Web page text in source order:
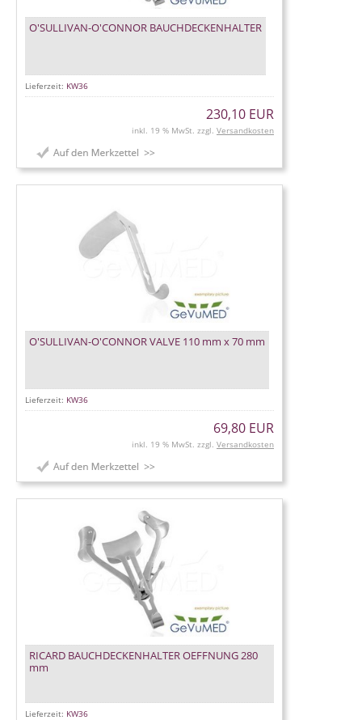
O'SULLIVAN-O'CONNOR BAUCHDECKENHALTER
Lieferzeit: KW36
230,10 EUR
inkl. 19 % MwSt. zzgl. Versandkosten
O'SULLIVAN-O'CONNOR VALVE 110 mm x 70 mm
Lieferzeit: KW36
69,80 EUR
inkl. 19 % MwSt. zzgl. Versandkosten
RICARD BAUCHDECKENHALTER OEFFNUNG 280
mm
Lieferzeit: KW36